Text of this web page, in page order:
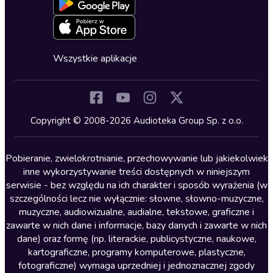
Kryminały
Lektury szkolne
Literatura anglojęzyczna
Literatura faktu
Literatura obyczajowa
Literatura piękna obca
Literatura piękna polska
Nagrania relaksacyjne
Deklaracja dostępności
Oferta dla firm i bibliotek
Zapowiedzi
Cykle audiobooków
Wszystkie aplikacje
Copyright © 2008-2026 Audioteka Group Sp. z o.o.
Pobieranie, zwielokrotnianie, przechowywanie lub jakiekolwiek
inne wykorzystywanie treści dostępnych w niniejszym
serwisie - bez względu na ich charakter i sposób wyrażenia (w
szczególności lecz nie wyłącznie: słowne, słowno-muzyczne,
muzyczne, audiowizualne, audialne, tekstowe, graficzne i
zawarte w nich dane i informacje, bazy danych i zawarte w nich
dane) oraz formę (np. literackie, publicystyczne, naukowe,
kartograficzne, programy komputerowe, plastyczne,
fotograficzne) wymaga uprzedniej i jednoznacznej zgody